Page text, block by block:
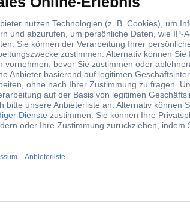
IP55
IEC 62196-2
-30 °C
50 °C
Schwarz